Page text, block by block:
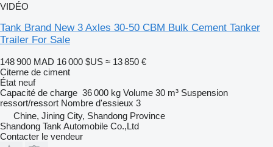
VIDÉO
Tank Brand New 3 Axles 30-50 CBM Bulk Cement Tanker
Trailer For Sale
148 900 MAD 16 000 $US ≈ 13 850 €
Citerne de ciment
État neuf
Capacité de charge 36 000 kg Volume 30 m³ Suspension
ressort/ressort Nombre d'essieux 3
Chine, Jining City, Shandong Province
Shandong Tank Automobile Co.,Ltd
Contacter le vendeur